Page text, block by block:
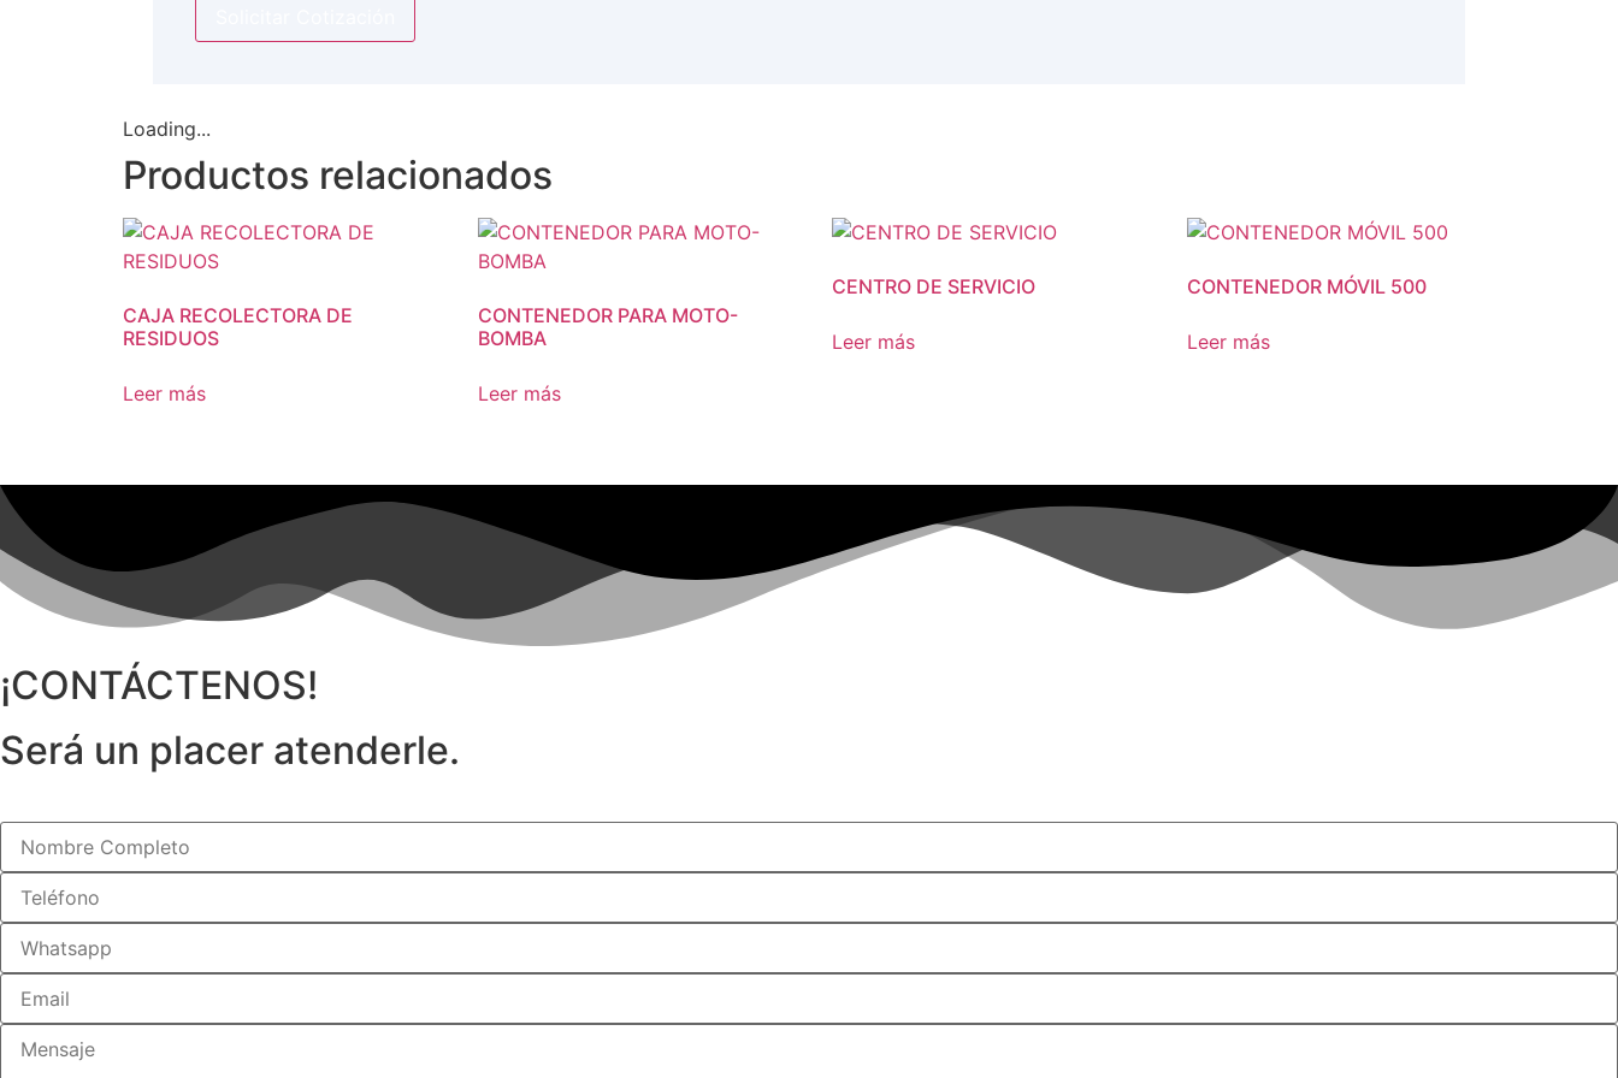
Loading...
Productos relacionados
CAJA RECOLECTORA DE
RESIDUOS
Leer más
CONTENEDOR PARA MOTO-
BOMBA
Leer más
CENTRO DE SERVICIO
Leer más
CONTENEDOR MÓVIL 500
Leer más
¡CONTÁCTENOS!
Será un placer atenderle.